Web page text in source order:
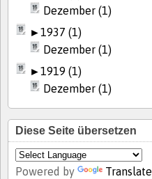
Dezember (1)
►1937 (1)
Dezember (1)
►1919 (1)
Dezember (1)
Diese Seite übersetzen
Powered by Translate